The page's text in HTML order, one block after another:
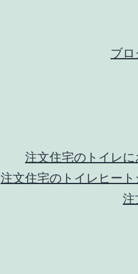
ブロ
注文住宅のトイレ
注文住宅のトイレヒー
注